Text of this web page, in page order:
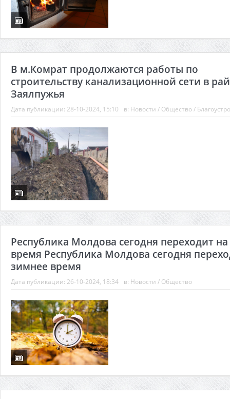
В м.Комрат продолжаются работы по
строительству канализационной сети в
Заялпужья
Дата публикации: 28-10-2024, 15:10 в: Новости / Общество/
Республика Молдова сегодня переходит
время Республика Молдова сегодня
зимнее время
Дата публикации: 26-10-2024, 18:34 в: Новости / Общество